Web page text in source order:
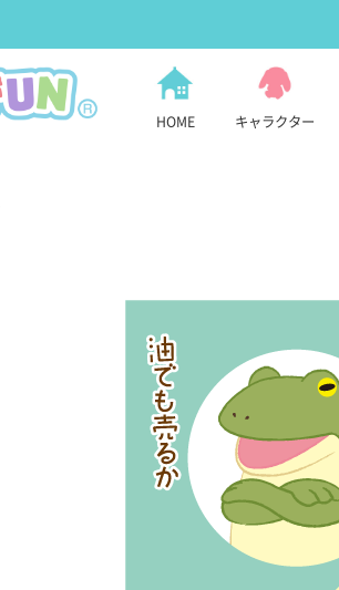
HOME キャラクター